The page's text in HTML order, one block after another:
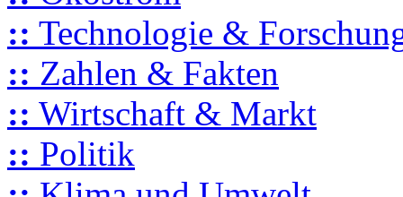
:: Technologie &
:: Zahlen & Fakten
:: Wirtschaft & Markt
:: Politik